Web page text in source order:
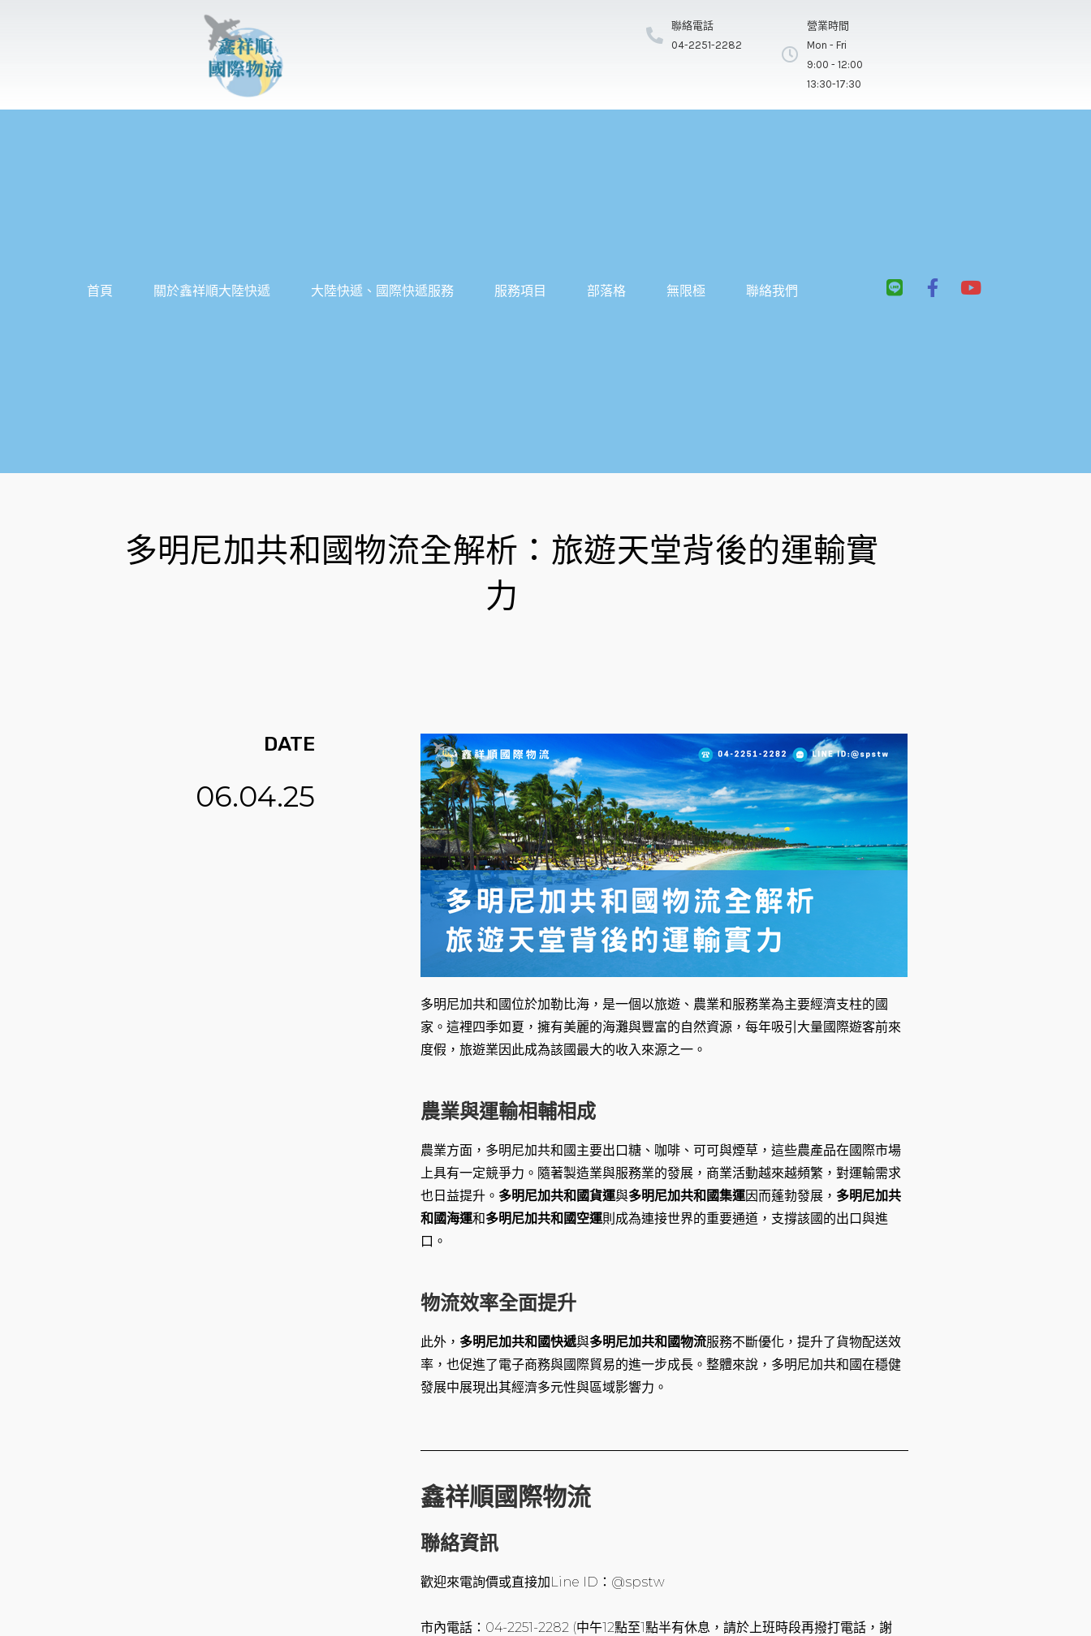
內
聯絡電話
04-2251-2282
營業時間
Mon - Fri
9:00 - 12:00
13:30-17:30
首頁 關於鑫祥順大陸快遞 大陸快遞、國際快遞服務 服務項目 部落格 無限極 聯絡我們
L
F
Y
多明尼加共和國物流全解析：旅遊天堂背後的運輸實
力
DATE
06.04.25
多明尼加共和國位於加勒比海，是一個以旅遊、農業和服務業為主要經濟支柱的國
家。這裡四季如夏，擁有美麗的海灘與豐富的自然資源，每年吸引大量國際遊客前來
度假，旅遊業因此成為該國最大的收入來源之一。
農業與運輸相輔相成
農業方面，多明尼加共和國主要出口糖、咖啡、可可與煙草，這些農產品在國際市場
上具有一定競爭力。隨著製造業與服務業的發展，商業活動越來越頻繁，對運輸需求
也日益提升。 多明尼加共和國貨運與多明尼加共和國集運因而蓬勃發展， 多明尼加共
和國海運和多明尼加共和國空運則成為連接世界的重要通道，支撐該國的出口與進
口。
物流效率全面提升
此外， 多明尼加共和國快遞與多明尼加共和國物流服務不斷優化，提升了貨物配送效
率，也促進了電子商務與國際貿易的進一步成長。整體來說，多明尼加共和國在穩健
發展中展現出其經濟多元性與區域影響力。
鑫祥順國際物流
聯絡資訊
歡迎來電詢價或直接加Line ID：@spstw
市內電話：04-2251-2282 (中午12點至1點半有休息，請於上班時段再撥打電話，謝